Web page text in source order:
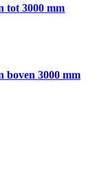
tot 3000 mm
boven 3000 mm